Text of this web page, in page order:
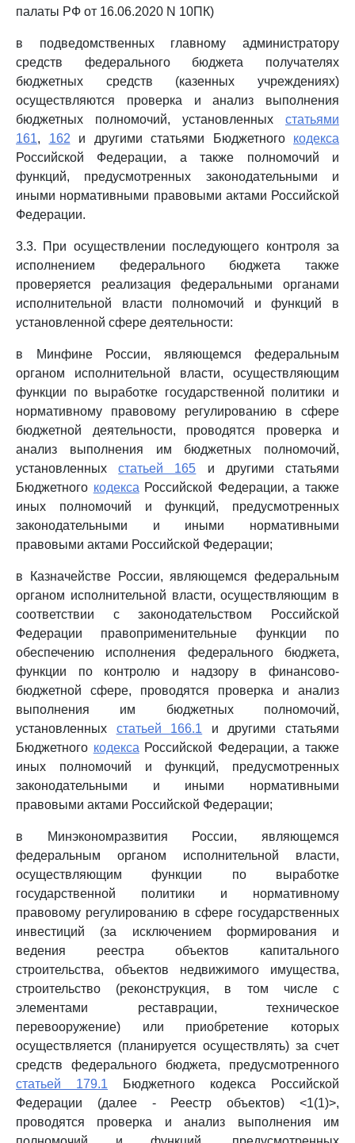
палаты РФ от 16.06.2020 N 10ПК)
в подведомственных главному администратору
средств федерального бюджета получателях
бюджетных средств (казенных учреждениях)
осуществляются проверка и анализ выполнения
бюджетных полномочий, установленных статьями
161, 162 и другими статьями Бюджетного кодекса
Российской Федерации, а также полномочий и
функций, предусмотренных законодательными и
иными нормативными правовыми актами Российской
Федерации.
3.3. При осуществлении последующего контроля за
исполнением федерального бюджета также
проверяется реализация федеральными органами
исполнительной власти полномочий и функций в
установленной сфере деятельности:
в Минфине России, являющемся федеральным
органом исполнительной власти, осуществляющим
функции по выработке государственной политики и
нормативному правовому регулированию в сфере
бюджетной деятельности, проводятся проверка и
анализ выполнения им бюджетных полномочий,
установленныхстатьей 165 и другими статьями
Бюджетного кодекса Российской Федерации, а также
иных полномочий и функций, предусмотренных
законодательными и иными нормативными
правовыми актами Российской Федерации;
в Казначействе России, являющемся федеральным
органом исполнительной власти, осуществляющим в
соответствии с законодательством Российской
Федерации правоприменительные функции по
обеспечению исполнения федерального бюджета,
функции по контролю и надзору в финансово-
бюджетной сфере, проводятся проверка и анализ
выполнения им бюджетных полномочий,
установленных статьей 166.1 и другими статьями
Бюджетного кодекса Российской Федерации, а также
иных полномочий и функций, предусмотренных
законодательными и иными нормативными
правовыми актами Российской Федерации;
в Минэкономразвития России, являющемся
федеральным органом исполнительной власти,
осуществляющим функции по выработке
государственной политики и нормативному
правовому регулированию в сфере государственных
инвестиций (за исключением формирования и
ведения реестра объектов капитального
строительства, объектов недвижимого имущества,
строительство (реконструкция, в том числе с
элементами реставрации, техническое
перевооружение) или приобретение которых
осуществляется (планируется осуществлять) за счет
средств федерального бюджета, предусмотренного
статьей 179.1 Бюджетного кодекса Российской
Федерации (далее - Реестр объектов) <1(1)>,
проводятся проверка и анализ выполнения им